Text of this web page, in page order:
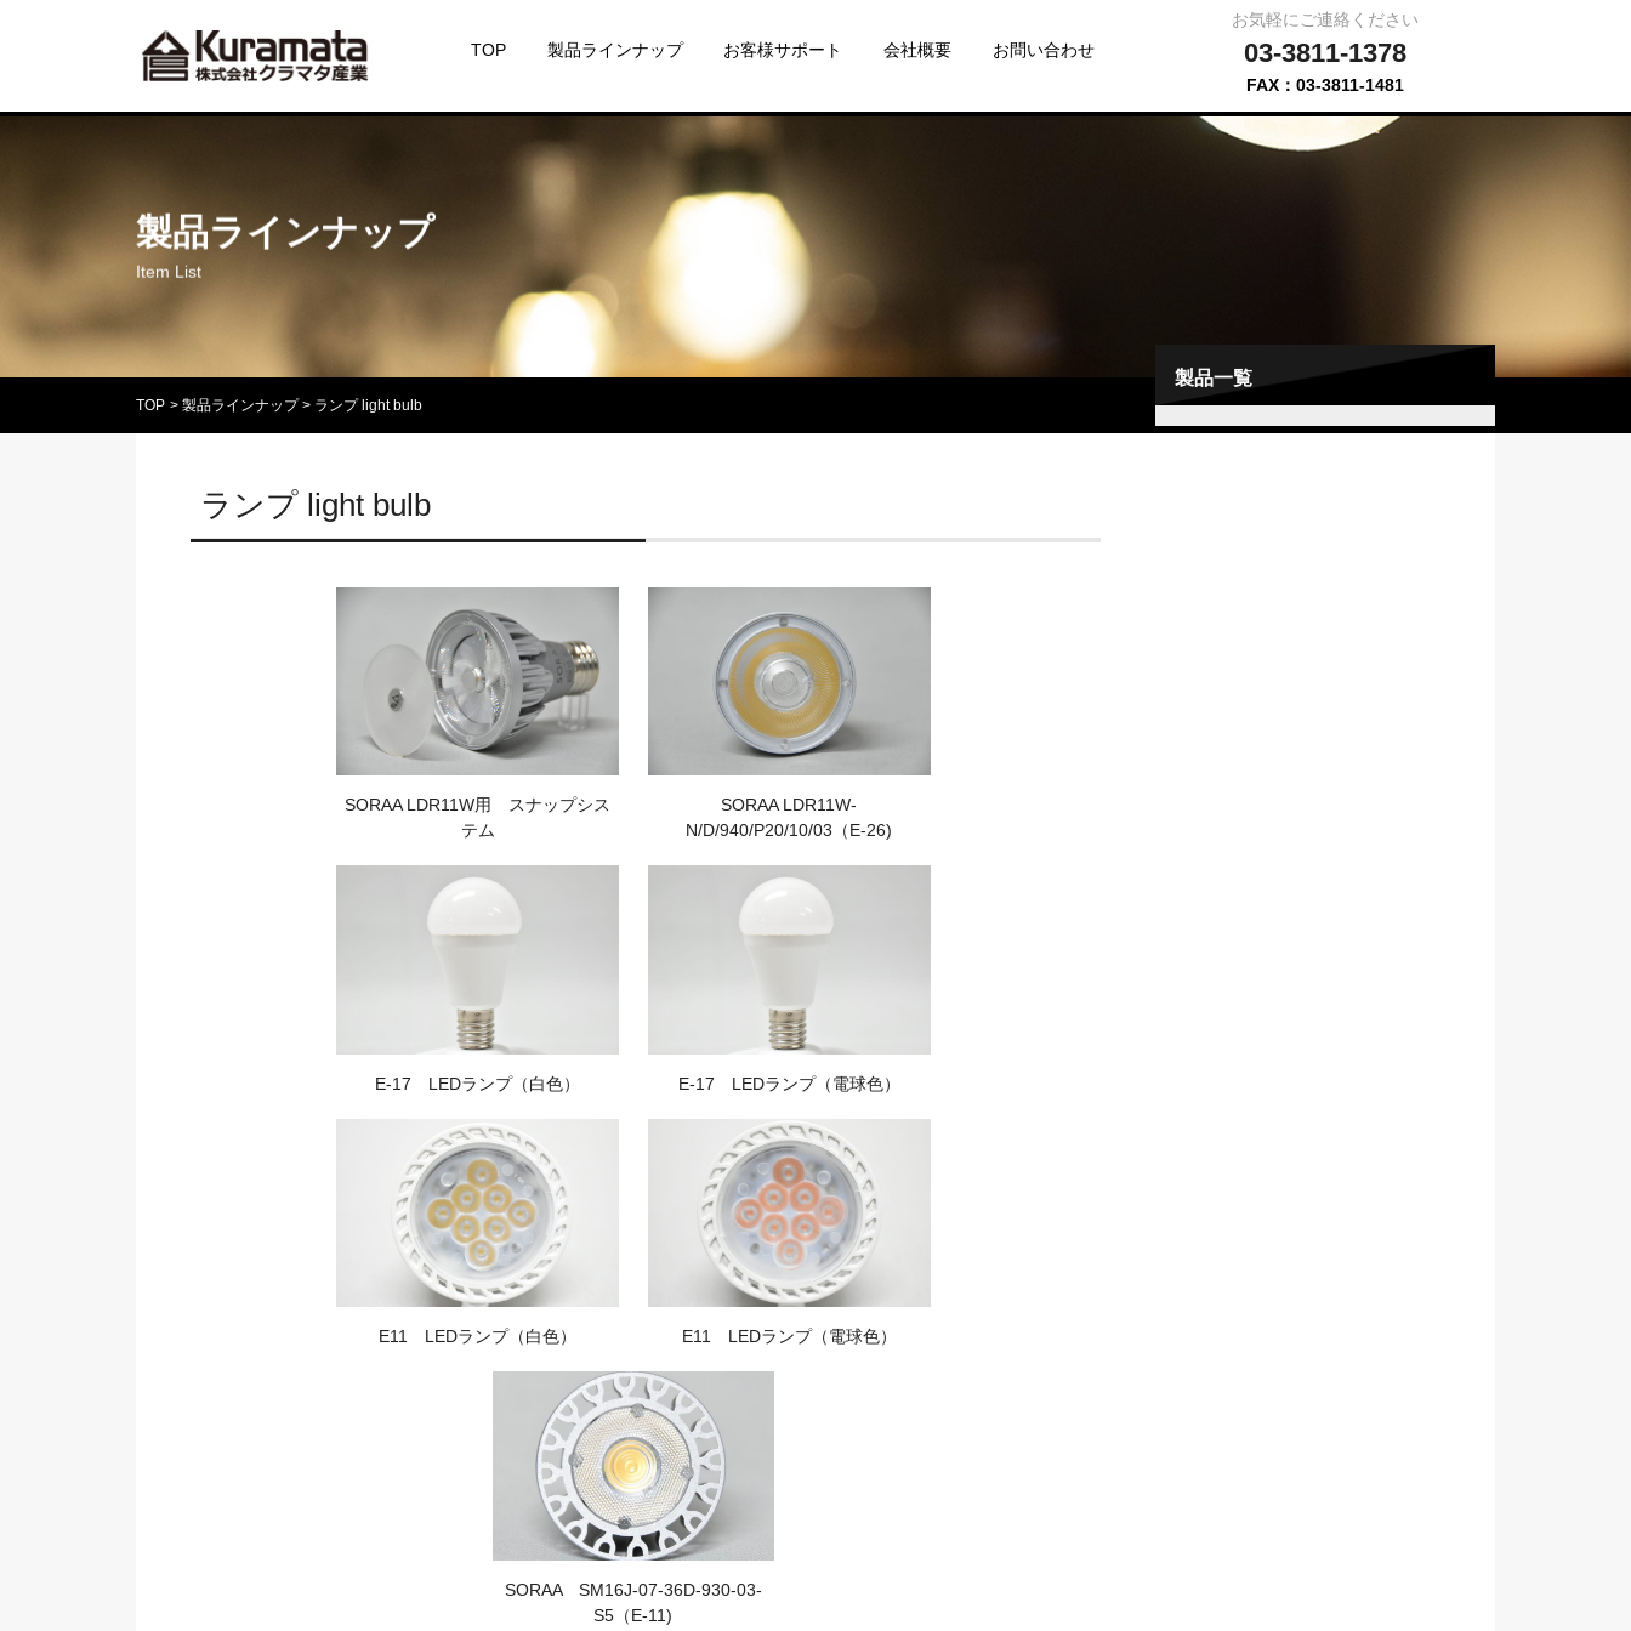
お気軽にご連絡ください
03-3811-1378
FAX：03-3811-1481
TOP 製品ラインナップ お客様サポート 会社概要 お問い合わせ
製品ラインナップ
Item List
TOP > 製品ラインナップ > ランプ light bulb
ランプ light bulb
SORAA LDR11W用 スナップシス
テム
SORAA LDR11W-
N/D/940/P20/10/03（E-26)
E-17 LEDランプ（白色） E-17 LEDランプ（電球色）
E11 LEDランプ（白色） E11 LEDランプ（電球色）
SORAA SM16J-07-36D-930-03-
S5（E-11)
製品一覧